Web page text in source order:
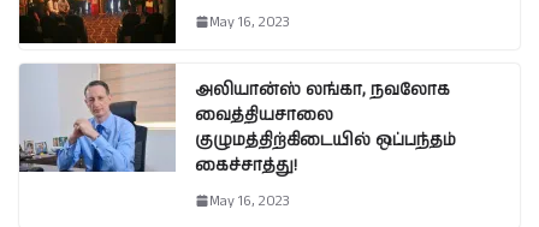
May 16, 2023
அலியான்ஸ் லங்கா, நவலோக
வைத்தியசாலை
குழுமத்திற்கிடையில் ஒப்பந்தம்
கைச்சாத்து!
May 16, 2023